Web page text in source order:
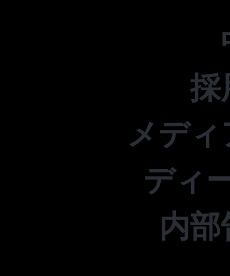
採
メデ
ディ
内